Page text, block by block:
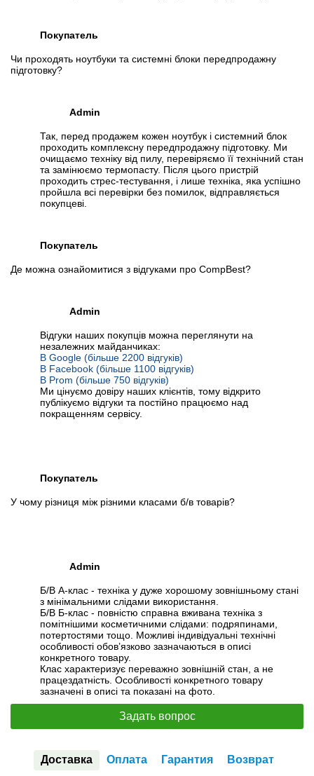
Покупатель
Чи проходять ноутбуки та системні блоки передпродажну
підготовку?
Admin
Так, перед продажем кожен ноутбук і системний блок
проходить комплексну передпродажну підготовку. Ми
очищаємо техніку від пилу, перевіряємо її технічний стан
та замінюємо термопасту. Після цього пристрій
проходить стрес-тестування, і лише техніка, яка успішно
пройшла всі перевірки без помилок, відправляється
покупцеві.
Покупатель
Де можна ознайомитися з відгуками про CompBest?
Admin
Відгуки наших покупців можна переглянути на
незалежних майданчиках:
В Google (більше 2200 відгуків)
В Facebook (більше 1100 відгуків)
В Prom (більше 750 відгуків)
Ми цінуємо довіру наших клієнтів, тому відкрито
публікуємо відгуки та постійно працюємо над
покращенням сервісу.
Покупатель
У чому різниця між різними класами б/в товарів?
Admin
Б/В А-клас - техніка у дуже хорошому зовнішньому стані
з мінімальними слідами використання.
Б/В Б-клас - повністю справна вживана техніка з
помітнішими косметичними слідами: подряпинами,
потертостями тощо. Можливі індивідуальні технічні
особливості обов’язково зазначаються в описі
конкретного товару.
Клас характеризує переважно зовнішній стан, а не
працездатність. Особливості конкретного товару
зазначені в описі та показані на фото.
Задать вопрос
Доставка Оплата Гарантия Возврат